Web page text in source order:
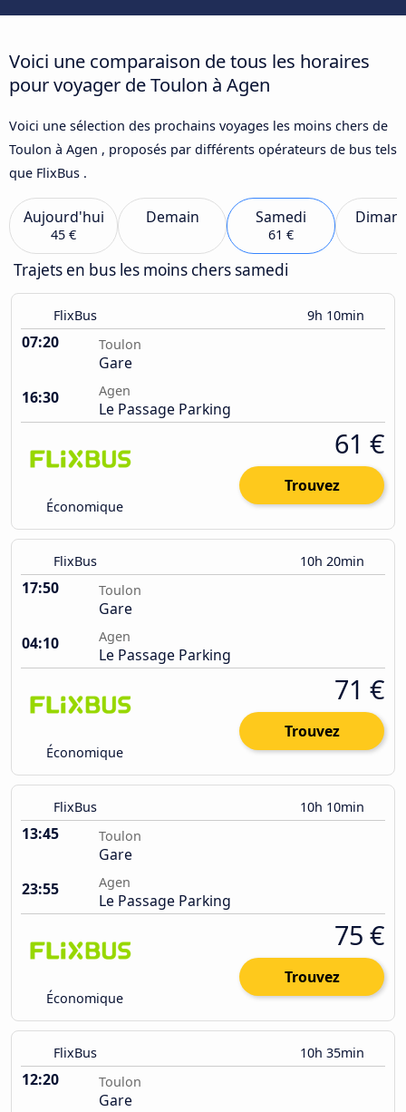
Voici une comparaison de tous les horaires
pour voyager de Toulon à Agen
Voici une sélection des prochains voyages les moins chers de
Toulon à Agen , proposés par différents opérateurs de bus tels
que FlixBus .
Aujourd'hui
45 €
Demain Samedi
61 €
Trajets en bus les moins chers samedi
FlixBus 9h 10min
07:20 Toulon
Gare
16:30
Agen
Le Passage Parking
Économique
61 €
Trouvez
FlixBus 10h 20min
17:50 Toulon
Gare
04:10
Agen
Le Passage Parking
Économique
71 €
Trouvez
FlixBus 10h 10min
13:45 Toulon
Gare
23:55
Agen
Le Passage Parking
Économique
75 €
Trouvez
FlixBus 10h 35min
12:20 Toulon
Gare